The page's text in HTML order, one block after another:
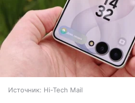
Источник: Hi-Tech Mail